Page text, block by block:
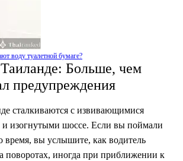
воду туалетной бумаге?
Больше, чем
предупреждения
сталкиваются с извивающимися
изогнутыми шоссе. Если вы поймали
время, вы услышите, как водитель
поворотах, иногда при приближении к